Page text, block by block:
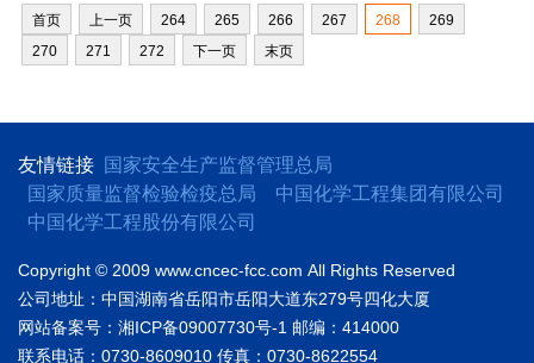
首页 上一页 264 265 266 267 268
269
270
271 272 下一页 末页
友情链接
国家安全生产监督管理总局
国家质量监督检验检疫总局
中国化学工程集团有限公司
中国化学工程股份有限公司
Copyright © 2009 www.cncec-fcc.com All Rights Reserved
公司地址：中国湖南省岳阳市岳阳大道东279号四化大厦
网站备案号：湘ICP备09007730号-1 邮编：414000
联系电话：0730-8609010 传真：0730-8622554